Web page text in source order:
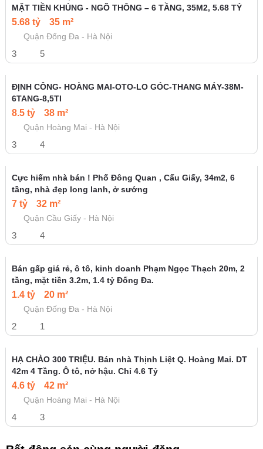
PHỐ VIP THÁI HÀ - PHÂN LÔ - Ô TÔ TRÁNH - HÀNG HIẾM
CÒN XÓT LẠI - DÒNG TIỀN
9.3 tỷ 48 m²
4 5
GẦN PHỐ - SÁT Ô TÔ TRÁNH - GẦN CÔNG VIÊN - KINH
9.3 tỷ 48 m²
4 5
Bán nhà Hoàng Văn Thái 45m2x4 tầng lô góc ngõ ô tô, xây
6.6 tỷ 45 m²
Quận Thanh Xuân - Hà Nội
4 4
NHANH MỚI KỊP – NHÀ DÂN XÂY - TRUNG TÂM ĐỐNG ĐA -
MẶT TIỀN KHỦNG - NGÕ THÔNG – 6 TẦNG, 35M2, 5.68 TỶ
5.68 tỷ 35 m²
Quận Đống Đa - Hà Nội
3 5